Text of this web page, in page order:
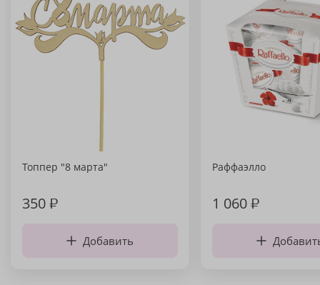
Топпер "8 марта"
350₽
Добавить
Раффаэлло
1 060₽